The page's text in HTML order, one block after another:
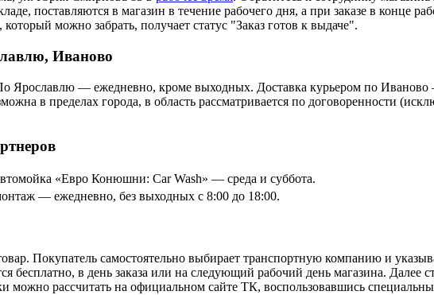
поставляются в магазин в течение рабочего дня, а при заказе в конце
можно забрать, получает статус "Заказ готов к выдаче".
Иваново
Ярославлю — ежедневно, кроме выходных. Доставка курьером по Иваново
в пределах города, в область рассматривается по договоренности
«Евро Конюшни: Car Wash» — среда и суббота.
— ежедневно, без выходных с 8:00 до 18:00.
Покупатель самостоятельно выбирает транспортную компанию и
бесплатно, в день заказа или на следующий рабочий день магазина. Далее
рассчитать на официальном сайте ТК, воспользовавшись